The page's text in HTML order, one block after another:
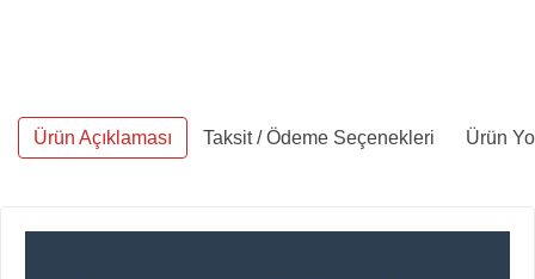
Ürün Açıklaması Taksit / Ödeme Seçenekleri Ürün